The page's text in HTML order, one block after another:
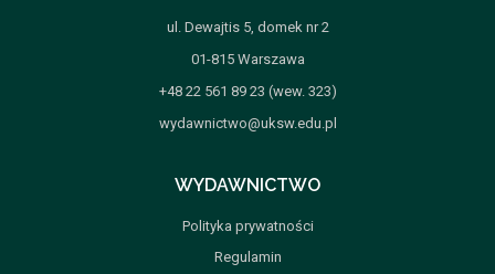
ul. Dewajtis 5, domek nr 2
01-815 Warszawa
+48 22 561 89 23 (wew. 323)
wydawnictwo@uksw.edu.pl
WYDAWNICTWO
Polityka prywatności
Regulamin